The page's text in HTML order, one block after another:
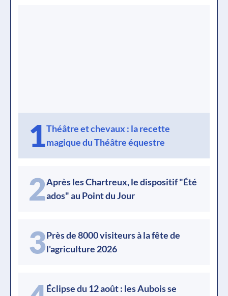
1Théâtre et chevaux : la recette
magique du Théâtre équestre
2Après les Chartreux, le dispositif "Été
ados" au Point du Jour
3Près de 8000 visiteurs à la fête de
l'agriculture 2026
Éclipse du 12 août : les Aubois se